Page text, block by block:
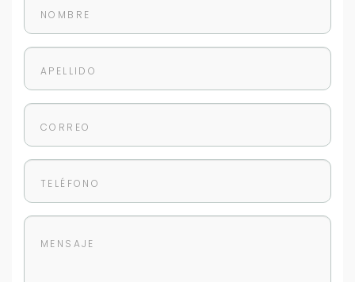
+598
No compartimos tu información ni enviamos spam.
Cancelar